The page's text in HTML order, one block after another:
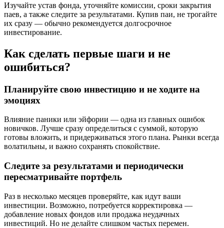
Изучайте устав фонда, уточняйте комиссии, сроки закрытия
паев, а также следите за результатами. Купив паи, не трогайте
их сразу — обычно рекомендуется долгосрочное
инвестирование.
Как сделать первые шаги и не
ошибиться?
Планируйте свою инвестицию и не ходите на
эмоциях
Влияние паники или эйфории — одна из главных ошибок
новичков. Лучше сразу определиться с суммой, которую
готовы вложить, и придерживаться этого плана. Рынки всегда
волатильны, и важно сохранять спокойствие.
Следите за результатами и периодически
пересматривайте портфель
Раз в несколько месяцев проверяйте, как идут ваши
инвестиции. Возможно, потребуется корректировка —
добавление новых фондов или продажа неудачных
инвестиций. Но не делайте слишком частых перемен.